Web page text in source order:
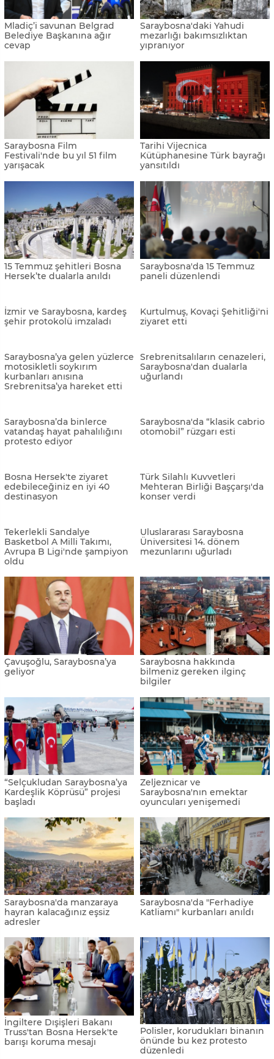
Bosna Hersek’te
düzenlenecek 3. Sağlık
Turizmi Fuarı’na Türkiye’den
yoğun katılım bekleniyor
Saraybosna Belediye
Başkanı, Mladic’i savunan
mevkidaşına yargı
dosyasının bir örneğini
Saraybosna'daki OHR
protestosu bugün de sürüyor
Saraybosna’daki OHR
protestosuna binlerce
vatandaş katıldı
Mladiç’i savunan Belgrad
Belediye Başkanına ağır
cevap
Saraybosna'daki Yahudi
mezarlığı bakımsızlıktan
yıpranıyor
Saraybosna Film
Festivali'nde bu yıl 51 film
yarışacak
Tarihi Vijecnica
Kütüphanesine Türk bayrağı
yansıtıldı
15 Temmuz şehitleri Bosna
Hersek’te dualarla anıldı
Saraybosna'da 15 Temmuz
paneli düzenlendi
İzmir ve Saraybosna, kardeş
şehir protokolü imzaladı
Kurtulmuş, Kovaçi Şehitliği'ni
ziyaret etti
kurbanları anısına
Srebrenitsa’ya hareket etti
Srebrenitsalıların cenazeleri,
uğurlandı
Saraybosna’da binlerce
vatandaş hayat pahalılığını
protesto ediyor
Saraybosna'da “klasik cabrio
otomobil” rüzgarı esti
Bosna Hersek'te ziyaret
destinasyon
Türk Silahlı Kuvvetleri
konser verdi
Tekerlekli Sandalye
Basketbol A Milli Takımı,
Avrupa B Ligi'nde şampiyon
oldu
Uluslararası Saraybosna
Üniversitesi 14. dönem
mezunlarını uğurladı
Çavuşoğlu, Saraybosna’ya
geliyor
Saraybosna hakkında
bilmeniz gereken ilginç
bilgiler